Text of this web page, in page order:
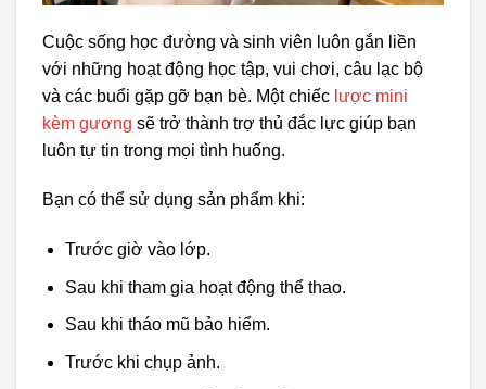
Cuộc sống học đường và sinh viên luôn gắn liền
với những hoạt động học tập, vui chơi, câu lạc bộ
và các buổi gặp gỡ bạn bè. Một chiếc lược mini
kèm gương sẽ trở thành trợ thủ đắc lực giúp bạn
luôn tự tin trong mọi tình huống.
Bạn có thể sử dụng sản phẩm khi:
Trước giờ vào lớp.
Sau khi tham gia hoạt động thể thao.
Sau khi tháo mũ bảo hiểm.
Trước khi chụp ảnh.